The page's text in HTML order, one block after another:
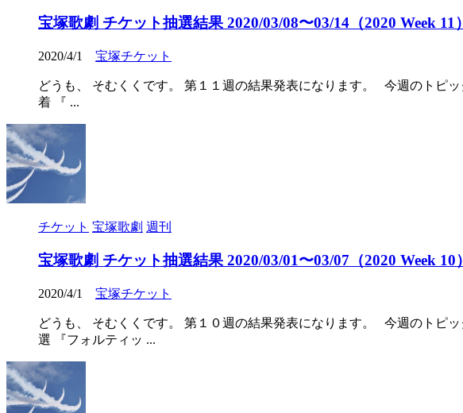
宝塚歌劇 チケット抽選結果 2020/03/08〜03/14（2020 Week 11）
2020/4/1 宝塚チケット
どうも、 そむくくです。 第１１週の結果発表になります。 今週のトピ
着 『 ...
チケット 宝塚歌劇 週刊
宝塚歌劇 チケット抽選結果 2020/03/01〜03/07（2020 Week 10）
2020/4/1 宝塚チケット
どうも、 そむくくです。 第１０週の結果発表になります。 今週のトピ
選 『フォルティッ ...